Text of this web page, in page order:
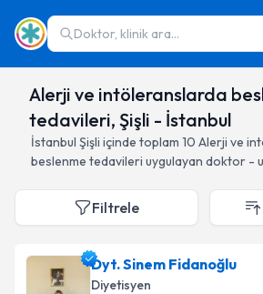
Doktor, klinik ara...
Alerji ve intöleranslarda
tedavileri, Şişli - İstanbul
İstanbul Şişli içinde toplam 10 Alerji ve
beslenme tedavileri uygulayan doktor -
Filtrele
Dyt. Sinem Fidanoğlu
Diyetisyen